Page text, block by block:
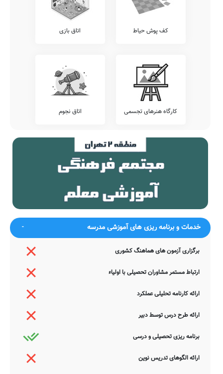
آزمون هماهنگ
اطلاع دارید که برخی از مدارس، بجهت سنجش دقیقتر وضعیت دانش
آموزان خود، اقدام به برگزاری آزمون های هماهنگ کشوری می نمایند.
تلفن این مدرسه جهت کسب اطلاعات از نحوه ثبت نام و امکانات آن
88570206 می باشد. مدرسه غیر دولتی ماهور، آمادگی پذیرش دانش
آموزان کلیه مناطق تهران بویژه محدوده منطقه 2 را دارد. اولیاء گرامی به
غرب، فاز3، خیابان حسن سیف، کوچه 24، پلاک 7 از محیط و ساختمان
معرفی این مدرسه را با چند بیت از حافظ شیرازی به پایان می بریم:
ز شاهراه سعادت به باغ رضوان رفت
وزیر کامل ابونصر خواجه فتح الله
به من سلام فرستاد دوستی امروز
که ای نتیجهٔ کلکت سواد بینایی
پس از دو سال که بختت به خانه باز
آورد
چرا ز خانهٔ خواجه به در نمی‌آیی
جواب دادم و گفتم بدار معذورم
که این طریقه نه خودکامیست و
خودرایی
ضمناً یادآور می شود اطلاعات مندرج در این صفحه توسط موتورهای
جستجوی هوشمند سامانه های آنلاین گردآوری شده است. به همین جهت
باشند. چنانچه شما از عوامل این مدرسه هستید و یا اطلاعات دقیقتری در
اطلاعات یاری نمایید. سامانه مدرسانه ، مشتاقانه پذیرای دیدگاه ها و نقطه
نظرات تکمیل کننده شما می باشد.
کف پوش حیاط اتاق بازی
کارگاه هنرهای تجسمی اتاق نجوم
خدمات و برنامه ریزی های آموزشی مدرسه
برگزاری آزمون های هماهنگ کشوری
ارتباط مستمر مشاوران تحصیلی با اولیاء
ارائه کارنامه تحلیلی عملکرد
ارائه طرح درس توسط دبیر
برنامه ریزی تحصیلی و درسی
ارائه الگوهای تدریس نوین